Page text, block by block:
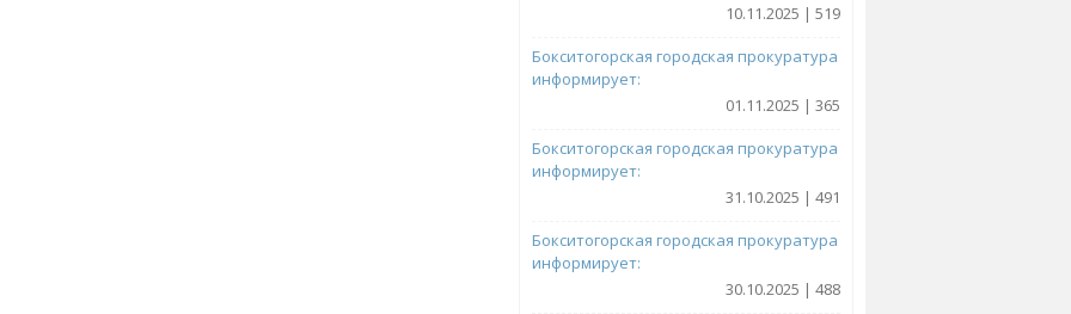
10.11.2025 | 519
Бокситогорская городская прокуратура
информирует:
01.11.2025 | 365
Бокситогорская городская прокуратура
информирует:
31.10.2025 | 491
Бокситогорская городская прокуратура
информирует:
30.10.2025 | 488